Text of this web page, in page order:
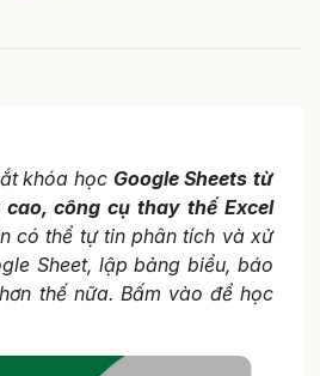
khóa học Google Sheets từ
công cụ thay thế Excel
có thể tự tin phân tích và xử
Sheet, lập bảng biểu, báo
thế nữa. Bấm vào để học